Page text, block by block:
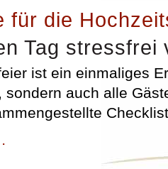
für die
Tag stressfrei
ist ein einmaliges
sondern auch alle